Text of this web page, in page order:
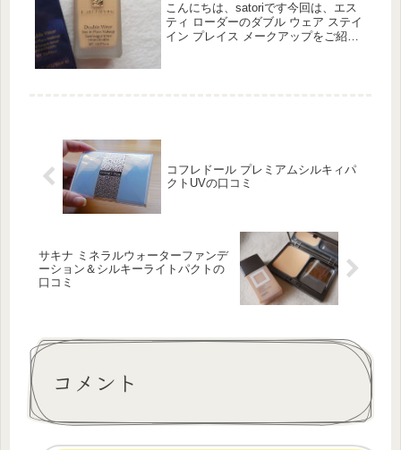
こんにちは、satoriです今回は、エス
ティ ローダーのダブル ウェア ステイ
イン プレイス メークアップをご紹介
コフレドール プレミアムシルキィパ
クトUVの口コミ
サキナ ミネラルウォーターファンデ
ーション＆シルキーライトパクトの
口コミ
コメント